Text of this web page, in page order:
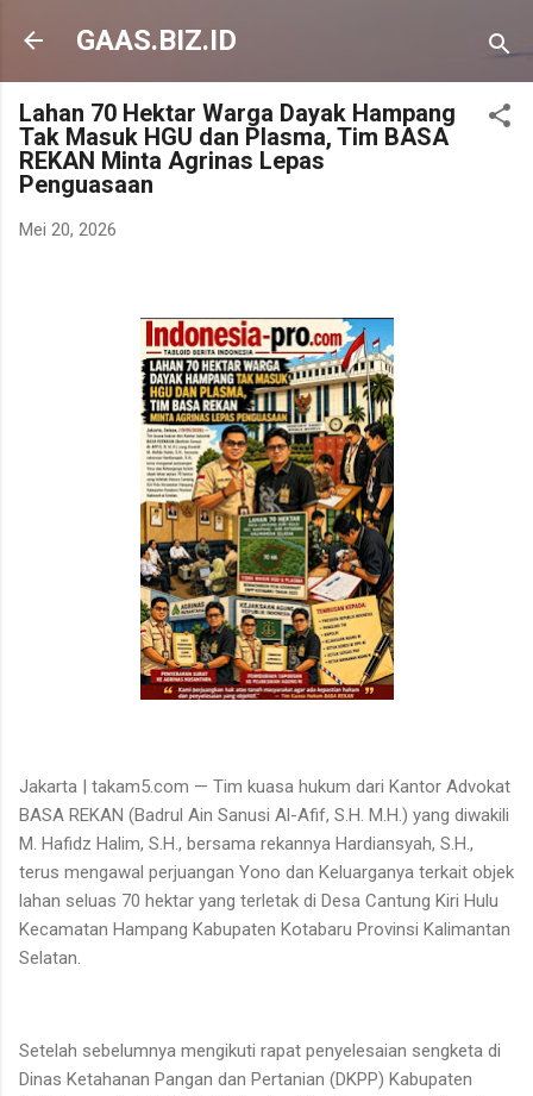
Langsung ke konten utama
GAAS.BIZ.ID
Lahan 70 Hektar Warga Dayak Hampang
Tak Masuk HGU dan Plasma, Tim BASA
REKAN Minta Agrinas Lepas
Penguasaan
Mei 20, 2026
Jakarta | takam5.com — Tim kuasa hukum dari Kantor Advokat
BASA REKAN (Badrul Ain Sanusi Al-Afif, S.H. M.H.) yang diwakili
M. Hafidz Halim, S.H., bersama rekannya Hardiansyah, S.H.,
terus mengawal perjuangan Yono dan Keluarganya terkait objek
lahan seluas 70 hektar yang terletak di Desa Cantung Kiri Hulu
Kecamatan Hampang Kabupaten Kotabaru Provinsi Kalimantan
Selatan.
Setelah sebelumnya mengikuti rapat penyelesaian sengketa di
Dinas Ketahanan Pangan dan Pertanian (DKPP) Kabupaten